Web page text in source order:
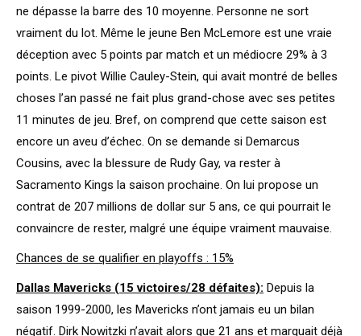
ne dépasse la barre des 10 moyenne. Personne ne sort
vraiment du lot. Même le jeune Ben McLemore est une vraie
déception avec 5 points par match et un médiocre 29% à 3
points. Le pivot Willie Cauley-Stein, qui avait montré de belles
choses l’an passé ne fait plus grand-chose avec ses petites
11 minutes de jeu. Bref, on comprend que cette saison est
encore un aveu d’échec. On se demande si Demarcus
Cousins, avec la blessure de Rudy Gay, va rester à
Sacramento Kings la saison prochaine. On lui propose un
contrat de 207 millions de dollar sur 5 ans, ce qui pourrait le
convaincre de rester, malgré une équipe vraiment mauvaise.
Chances de se qualifier en playoffs : 15%
Dallas Mavericks (15 victoires/28 défaites): Depuis la
saison 1999-2000, les Mavericks n’ont jamais eu un bilan
négatif. Dirk Nowitzki n’avait alors que 21 ans et marquait déjà